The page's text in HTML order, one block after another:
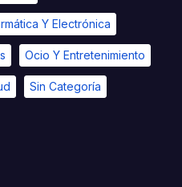
Y Electrónica
Ocio Y Entretenimiento
Sin Categoría